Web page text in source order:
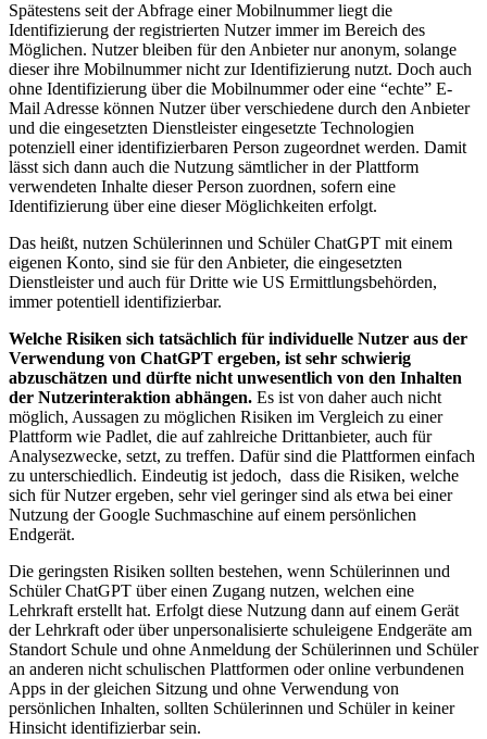
Spätestens seit der Abfrage einer Mobilnummer liegt die
Identifizierung der registrierten Nutzer immer im Bereich des
Möglichen. Nutzer bleiben für den Anbieter nur anonym, solange
dieser ihre Mobilnummer nicht zur Identifizierung nutzt. Doch auch
ohne Identifizierung über die Mobilnummer oder eine “echte” E-
Mail Adresse können Nutzer über verschiedene durch den Anbieter
und die eingesetzten Dienstleister eingesetzte Technologien
potenziell einer identifizierbaren Person zugeordnet werden. Damit
lässt sich dann auch die Nutzung sämtlicher in der Plattform
verwendeten Inhalte dieser Person zuordnen, sofern eine
Identifizierung über eine dieser Möglichkeiten erfolgt.
Das heißt, nutzen Schülerinnen und Schüler ChatGPT mit einem
eigenen Konto, sind sie für den Anbieter, die eingesetzten
Dienstleister und auch für Dritte wie US Ermittlungsbehörden,
immer potentiell identifizierbar.
Welche Risiken sich tatsächlich für individuelle Nutzer aus der
Verwendung von ChatGPT ergeben, ist sehr schwierig
abzuschätzen und dürfte nicht unwesentlich von den Inhalten
der Nutzerinteraktion abhängen. Es ist von daher auch nicht
möglich, Aussagen zu möglichen Risiken im Vergleich zu einer
Plattform wie Padlet, die auf zahlreiche Drittanbieter, auch für
Analysezwecke, setzt, zu treffen. Dafür sind die Plattformen einfach
zu unterschiedlich. Eindeutig ist jedoch, dass die Risiken, welche
sich für Nutzer ergeben, sehr viel geringer sind als etwa bei einer
Nutzung der Google Suchmaschine auf einem persönlichen
Endgerät.
Die geringsten Risiken sollten bestehen, wenn Schülerinnen und
Schüler ChatGPT über einen Zugang nutzen, welchen eine
Lehrkraft erstellt hat. Erfolgt diese Nutzung dann auf einem Gerät
der Lehrkraft oder über unpersonalisierte schuleigene Endgeräte am
Standort Schule und ohne Anmeldung der Schülerinnen und Schüler
an anderen nicht schulischen Plattformen oder online verbundenen
Apps in der gleichen Sitzung und ohne Verwendung von
persönlichen Inhalten, sollten Schülerinnen und Schüler in keiner
Hinsicht identifizierbar sein.